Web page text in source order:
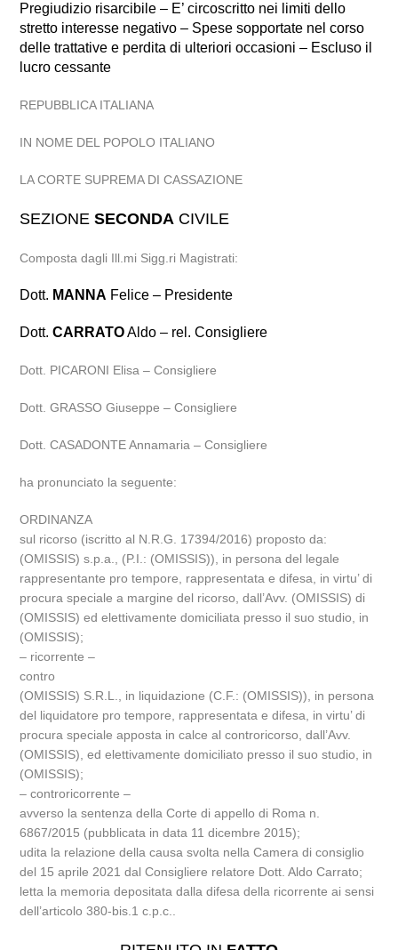
Pregiudizio risarcibile – E’ circoscritto nei limiti dello
stretto interesse negativo – Spese sopportate nel corso
delle trattative e perdita di ulteriori occasioni – Escluso il
lucro cessante
REPUBBLICA ITALIANA
IN NOME DEL POPOLO ITALIANO
LA CORTE SUPREMA DI CASSAZIONE
SEZIONESECONDA CIVILE
Composta dagli Ill.mi Sigg.ri Magistrati:
Dott. MANNA Felice – Presidente
Dott.CARRATOAldo – rel. Consigliere
Dott. PICARONI Elisa – Consigliere
Dott. GRASSO Giuseppe – Consigliere
Dott. CASADONTE Annamaria – Consigliere
ha pronunciato la seguente:
ORDINANZA
sul ricorso (iscritto al N.R.G. 17394/2016) proposto da:
(OMISSIS) s.p.a., (P.I.: (OMISSIS)), in persona del legale
rappresentante pro tempore, rappresentata e difesa, in virtu’ di
procura speciale a margine del ricorso, dall’Avv. (OMISSIS) di
(OMISSIS) ed elettivamente domiciliata presso il suo studio, in
(OMISSIS);
– ricorrente –
contro
(OMISSIS) S.R.L., in liquidazione (C.F.: (OMISSIS)), in persona
del liquidatore pro tempore, rappresentata e difesa, in virtu’ di
procura speciale apposta in calce al controricorso, dall’Avv.
(OMISSIS), ed elettivamente domiciliato presso il suo studio, in
(OMISSIS);
– controricorrente –
avverso la sentenza della Corte di appello di Roma n.
6867/2015 (pubblicata in data 11 dicembre 2015);
udita la relazione della causa svolta nella Camera di consiglio
del 15 aprile 2021 dal Consigliere relatore Dott. Aldo Carrato;
letta la memoria depositata dalla difesa della ricorrente ai sensi
dell’articolo 380-bis.1 c.p.c..